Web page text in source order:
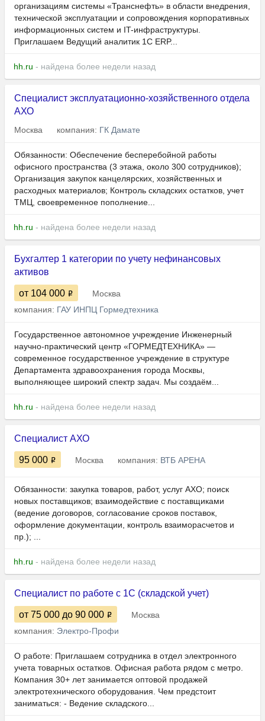
организациям системы «Транснефть» в области внедрения,
технической эксплуатации и сопровождения корпоративных
информационных систем и IT-инфраструктуры.
Приглашаем Ведущий аналитик 1С ERP...
hh.ru - найдена более недели назад
Специалист эксплуатационно-хозяйственного отдела
АХО
Москва компания: ГК Дамате
Обязанности: Обеспечение бесперебойной работы
офисного пространства (3 этажа, около 300 сотрудников);
Организация закупок канцелярских, хозяйственных и
расходных материалов; Контроль складских остатков, учет
ТМЦ, своевременное пополнение...
hh.ru - найдена более недели назад
Бухгалтер 1 категории по учету нефинансовых
активов
от 104 000
Москва
компания: ГАУ ИНПЦ Гормедтехника
Государственное автономное учреждение Инженерный
научно-практический центр «ГОРМЕДТЕХНИКА» —
современное государственное учреждение в структуре
Департамента здравоохранения города Москвы,
выполняющее широкий спектр задач. Мы создаём...
hh.ru - найдена более недели назад
Специалист АХО
95 000 Москва компания: ВТБ АРЕНА
Обязанности: закупка товаров, работ, услуг АХО; поиск
новых поставщиков; взаимодействие с поставщиками
(ведение договоров, согласование сроков поставок,
оформление документации, контроль взаиморасчетов и
пр.); ...
hh.ru - найдена более недели назад
Специалист по работе с 1С (складской учет)
от 75 000 до 90 000
Москва
компания: Электро-Профи
О работе: Приглашаем сотрудника в отдел электронного
учета товарных остатков. Офисная работа рядом с метро.
Компания 30+ лет занимается оптовой продажей
электротехнического оборудования. Чем предстоит
заниматься: - Ведение складского...